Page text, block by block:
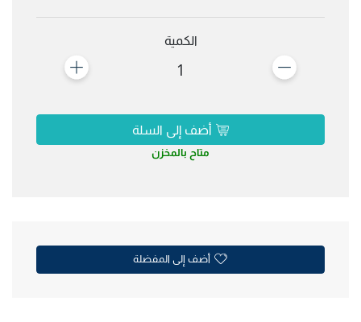
الكمية
1
أضف إلى السلة
متاح بالمخزن
أضف إلى المفضلة